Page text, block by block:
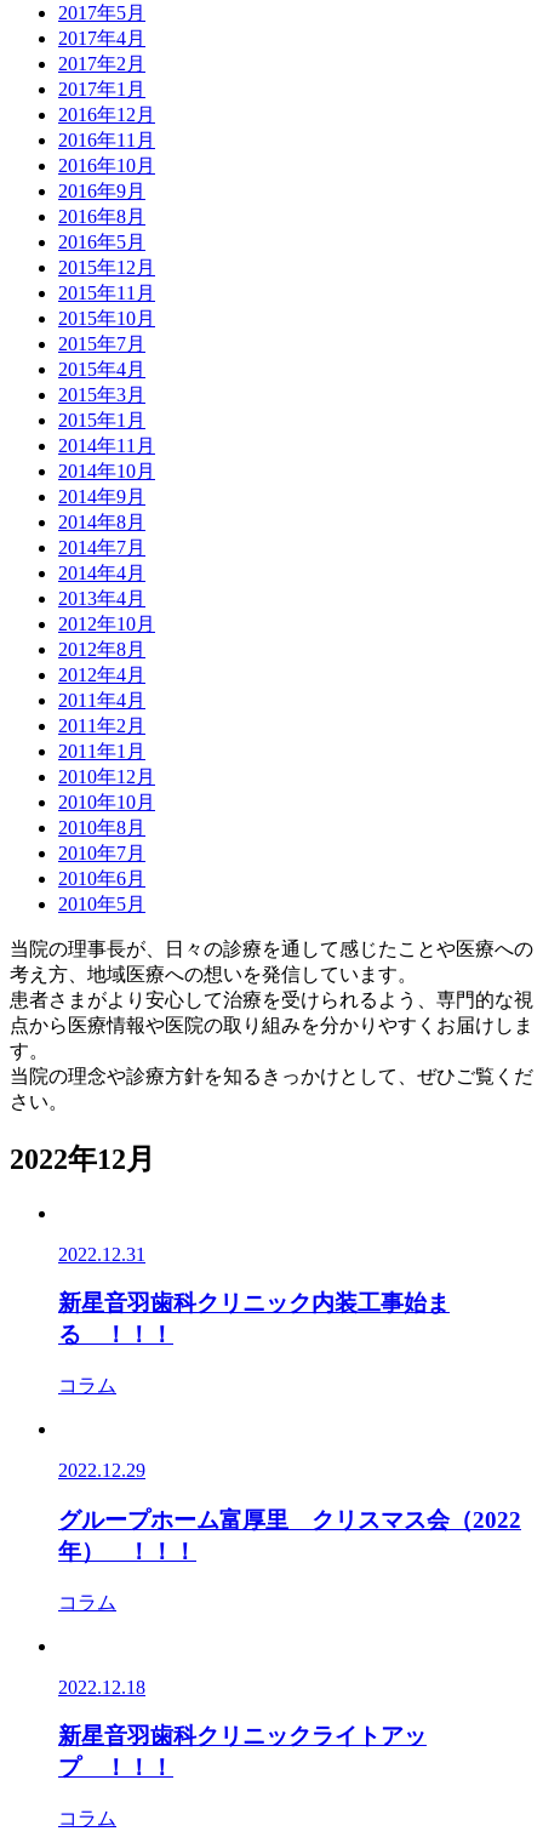
2017年5月
2017年4月
2017年2月
2017年1月
2016年12月
2016年11月
2016年10月
2016年9月
2016年8月
2016年5月
2015年12月
2015年11月
2015年10月
2015年7月
2015年4月
2015年3月
2015年1月
2014年11月
2014年10月
2014年9月
2014年8月
2014年7月
2014年4月
2013年4月
2012年10月
2012年8月
2012年4月
2011年4月
2011年2月
2011年1月
2010年12月
2010年10月
2010年8月
2010年7月
2010年6月
2010年5月
当院の理事長が、日々の診療を通して感じたことや医療への
考え方、地域医療への想いを発信しています。
患者さまがより安心して治療を受けられるよう、専門的な視
点から医療情報や医院の取り組みを分かりやすくお届けしま
す。
当院の理念や診療方針を知るきっかけとして、ぜひご覧くだ
さい。
2022年12月
2022.12.31
新星音羽歯科クリニック内装工事始ま
る ！！！
コラム
2022.12.29
グループホーム富厚里 クリスマス会（2022
年） ！！！
コラム
2022.12.18
新星音羽歯科クリニックライトアッ
プ ！！！
コラム